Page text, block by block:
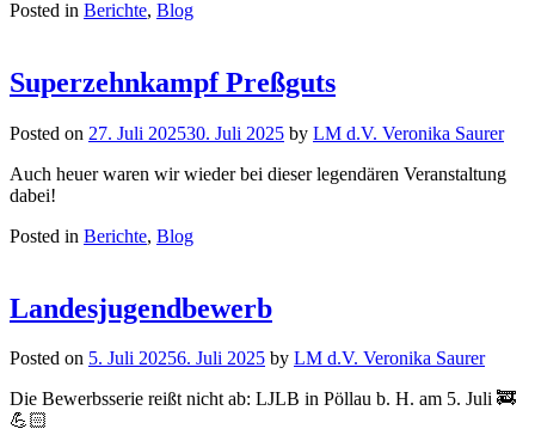
Posted in Berichte, Blog
Superzehnkampf Preßguts
Posted on 27. Juli 202530. Juli 2025 by LM d.V. Veronika Saurer
Auch heuer waren wir wieder bei dieser legendären Veranstaltung
dabei!
Posted in Berichte, Blog
Landesjugendbewerb
Posted on 5. Juli 20256. Juli 2025 by LM d.V. Veronika Saurer
Die Bewerbsserie reißt nicht ab: LJLB in Pöllau b. H. am 5. Juli 🚒
💪🏻